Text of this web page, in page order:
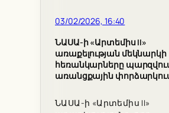
03/02/2026, 16:40
ՆԱՍԱ-ի «Արտեմիս II»
առաքելության մեկնարկի
հեռանկարները
առանցքային
ՆԱՍԱ-ի «Արտեմիս II»